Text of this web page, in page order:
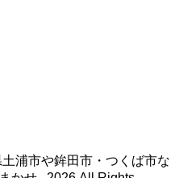
浦市や鉾田市・つくば市な